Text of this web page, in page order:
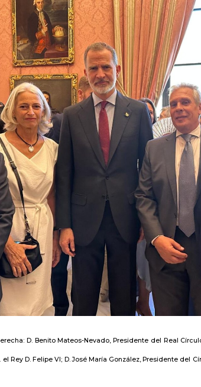
D. Benito Mateos-Nevado, Presidente del Real
Rey D. Felipe VI; D. José María González, Presidente del